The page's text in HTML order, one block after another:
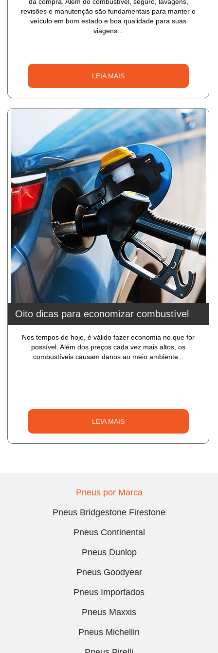
revisões e manutenção são fundamentais para manter o
veículo em bom estado e boa qualidade para suas
viagens...
LEIA MAIS
Oito dicas para economizar combustível
Nos tempos de hoje, é válido fazer economia no que for
possível. Além dos preços cada vez mais altos, os
combustíveis causam danos ao meio ambiente...
LEIA MAIS
Pneus por Marca
Pneus Bridgestone Firestone
Pneus Continental
Pneus Dunlop
Pneus Goodyear
Pneus Importados
Pneus Maxxis
Pneus Michellin